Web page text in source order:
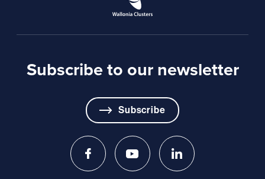
Subscribe to our newsletter
Subscribe